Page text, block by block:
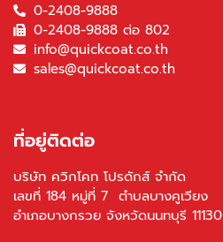
0-2408-9888
0-2408-9888 ต่อ 802
info@quickcoat.co.th
sales@quickcoat.co.th
ที่อยู่ติดต่อ
บริษัท ควิกโคท โปรดักส์ จำกัด
เลขที่ 184 หมู่ที่ 7 ตำบลบางคูเวียง
อำเภอบางกรวย จังหวัดนนทบุรี 11130